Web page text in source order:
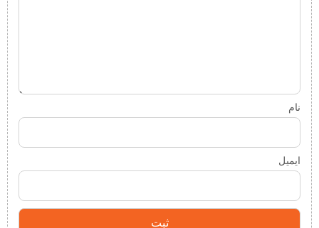
نام
ایمیل